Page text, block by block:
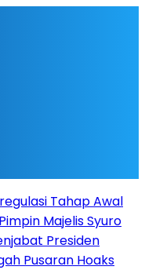
Tahap Awal
Majelis Syuro
Presiden
Pusaran Hoaks